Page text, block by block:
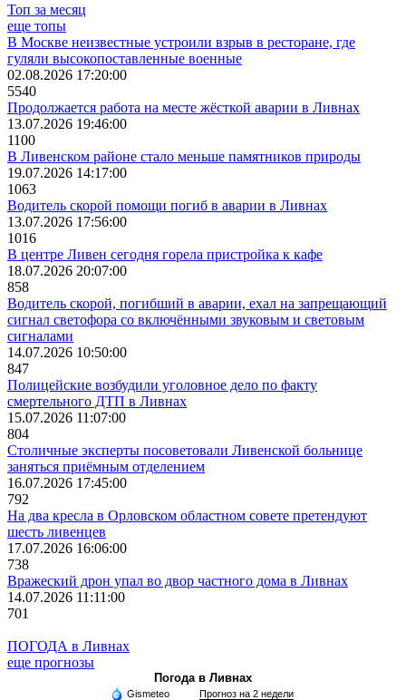
Топ за месяц
еще топы
В Москве неизвестные устроили взрыв в ресторане, где
гуляли высокопоставленные военные
02.08.2026 17:20:00
5540
Продолжается работа на месте жёсткой аварии в Ливнах
13.07.2026 19:46:00
1100
В Ливенском районе стало меньше памятников природы
19.07.2026 14:17:00
1063
Водитель скорой помощи погиб в аварии в Ливнах
13.07.2026 17:56:00
1016
В центре Ливен сегодня горела пристройка к кафе
18.07.2026 20:07:00
858
Водитель скорой, погибший в аварии, ехал на запрещающий
сигнал светофора со включёнными звуковым и световым
сигналами
14.07.2026 10:50:00
847
Полицейские возбудили уголовное дело по факту
смертельного ДТП в Ливнах
15.07.2026 11:07:00
804
Столичные эксперты посоветовали Ливенской больнице
заняться приёмным отделением
16.07.2026 17:45:00
792
На два кресла в Орловском областном совете претендуют
шесть ливенцев
17.07.2026 16:06:00
738
Вражеский дрон упал во двор частного дома в Ливнах
14.07.2026 11:11:00
701
ПОГОДА в Ливнах
еще прогнозы
Погода в Ливнах
Gismeteo Прогноз на 2 недели